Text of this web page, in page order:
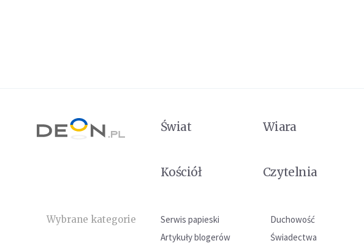
Świat Wiara
Kościół
Czytelnia
Wybrane kategorie Serwis papieski Duchowość
Artykuły blogerów
Świadectwa